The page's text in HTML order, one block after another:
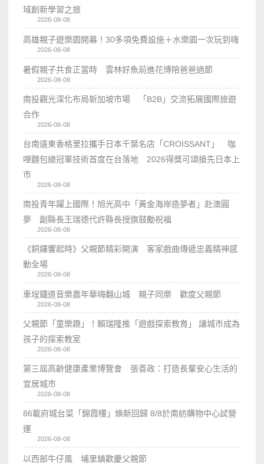
域創新學習之旅
2026-08-08
高雄親子遊樂園開幕！30多項免費設施＋水樂園一次玩到嗨
2026-08-08
暑假親子共食正當時 雲林好魚前進花博陪爸爸過節
2026-08-08
南投觀光深化布局新加坡市場 「B2B」交流拓展國際旅遊
合作
2026-08-08
台南遠東香格里拉攜手日本千葉名店「CROISSANT」 咖
哩麵包總冠軍技術首度在台落地 2026得獎可頌搶先日本上
市
2026-08-08
南投青年躍上國際！旭光高中「黃金海岸造夢者」赴澳圓
夢 副縣長王瑞德代許縣長授旗鼓勵祝福
2026-08-08
《銅鑼響起時》父親節精彩開演 客家戲曲傳遞忠義精神感
動全場
2026-08-08
車埕鐵道音樂嘉年華嗨翻山城 親子同樂 歡度父親節
2026-08-08
父親節「童樂趣」！賴瑞隆推「遊戲探索教育」 讓城市成為
孩子的探索教室
2026-08-08
第三屆高齡健康產業博覽會 張善政：打造長輩安心生活的
宜居城市
2026-08-08
86載府城台菜「錦霞樓」煥新回歸 8/8於南紡購物中心試營
運
2026-08-08
以西部牛仔風 埔里鎮歡慶父親節